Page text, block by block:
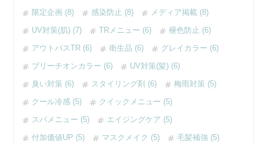
限定企画 (8)
感染防止 (8)
メディア掲載 (8)
UV対策(肌) (7)
TRメニュー (6)
褪色防止 (6)
アウトバスTR (6)
衛生品 (6)
グレイカラー (6)
ブリーチオンカラー (6)
UV対策(髪) (6)
臭い対策 (6)
スタイリング剤 (6)
梅雨対策 (5)
クール冷感 (5)
クイックメニュー (5)
スパメニュー (5)
エイジングケア (5)
付加価値UP (5)
マスクメイク (5)
毛髪補強 (5)